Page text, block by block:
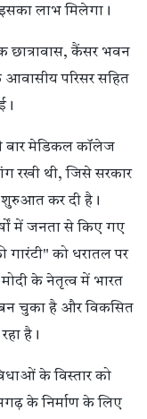
इसका लाभ मिलेगा।
छात्रावास, कैंसर भवन
आवासीय परिसर सहित
बार मेडिकल कॉलेज
रखी थी, जिसे सरकार
कर दी है।
में जनता से किए गए
गारंटी" को धरातल पर
मोदी के नेतृत्व में भारत
चुका है और विकसित
है।
के विस्तार को
के निर्माण के लिए